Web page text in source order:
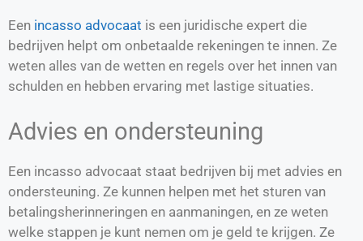
Een incasso advocaat is een juridische expert die
bedrijven helpt om onbetaalde rekeningen te innen. Ze
weten alles van de wetten en regels over het innen van
schulden en hebben ervaring met lastige situaties.
Advies en ondersteuning
Een incasso advocaat staat bedrijven bij met advies en
ondersteuning. Ze kunnen helpen met het sturen van
betalingsherinneringen en aanmaningen, en ze weten
welke stappen je kunt nemen om je geld te krijgen. Ze